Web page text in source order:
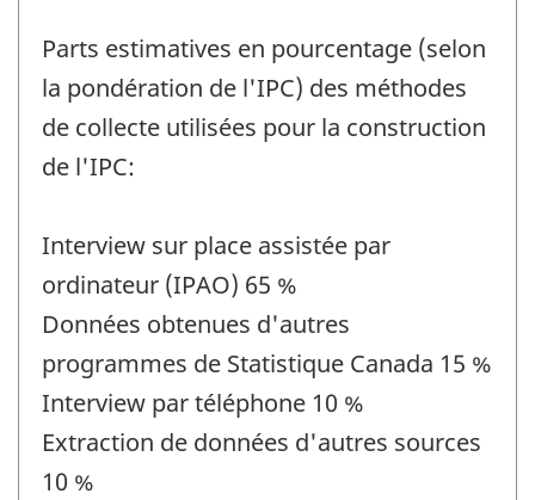
Parts estimatives en pourcentage (selon
la pondération de l'IPC) des méthodes
de collecte utilisées pour la construction
de l'IPC:
Interview sur place assistée par
ordinateur (IPAO) 65 %
Données obtenues d'autres
programmes de Statistique Canada 15 %
Interview par téléphone 10 %
Extraction de données d'autres sources
10 %